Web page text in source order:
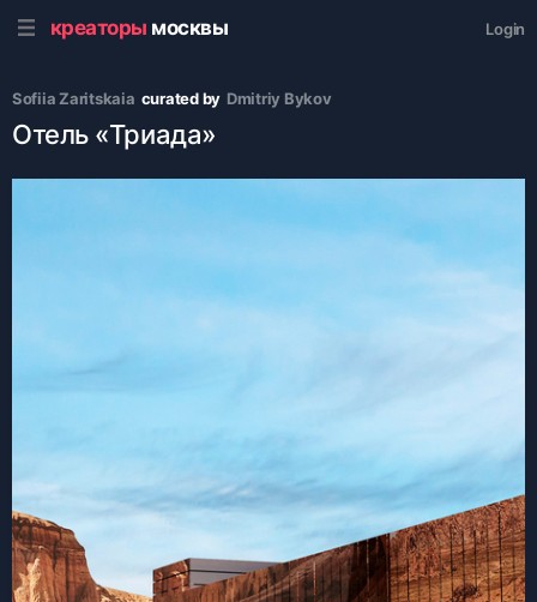
креаторы москвы Login
Sofiia Zaritskaia curated by Dmitriy Bykov
Отель «Триада»